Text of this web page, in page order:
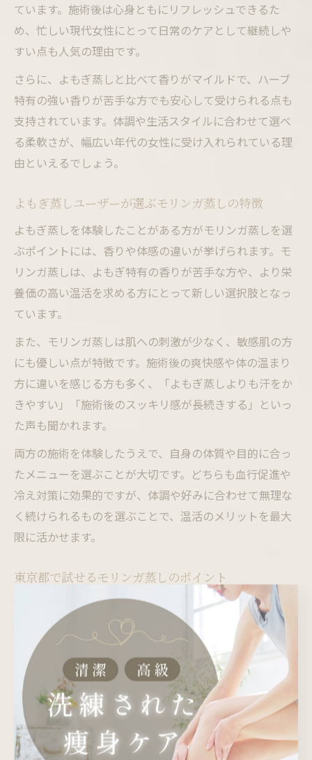
ています。施術後は心身ともにリフレッシュできるた
め、忙しい現代女性にとって日常のケアとして継続しや
すい点も人気の理由です。
さらに、よもぎ蒸しと比べて香りがマイルドで、ハーブ
特有の強い香りが苦手な方でも安心して受けられる点も
支持されています。体調や生活スタイルに合わせて選べ
る柔軟さが、幅広い年代の女性に受け入れられている理
由といえるでしょう。
よもぎ蒸しユーザーが選ぶモリンガ蒸しの特徴
よもぎ蒸しを体験したことがある方がモリンガ蒸しを選
ぶポイントには、香りや体感の違いが挙げられます。モ
リンガ蒸しは、よもぎ特有の香りが苦手な方や、より栄
養価の高い温活を求める方にとって新しい選択肢となっ
ています。
また、モリンガ蒸しは肌への刺激が少なく、敏感肌の方
にも優しい点が特徴です。施術後の爽快感や体の温まり
方に違いを感じる方も多く、「よもぎ蒸しよりも汗をか
きやすい」「施術後のスッキリ感が長続きする」といっ
た声も聞かれます。
両方の施術を体験したうえで、自身の体質や目的に合っ
たメニューを選ぶことが大切です。どちらも血行促進や
冷え対策に効果的ですが、体調や好みに合わせて無理な
く続けられるものを選ぶことで、温活のメリットを最大
限に活かせます。
東京都で試せるモリンガ蒸しのポイント
東京都新宿区弁天町をはじめ、都内にはモリンガ蒸しを
体験できるサロンが増えています。サロン選びの際は、
アクセスの良さや営業時間、施術内容の充実度などを確
認することが大切です。通いやすい立地や予約の取りや
すさも、継続しやすいポイントとなります。
また、モリンガ蒸しの施術料金やコース内容はサロンに
よって異なるため、事前に価格や施術時間、衛生管理の